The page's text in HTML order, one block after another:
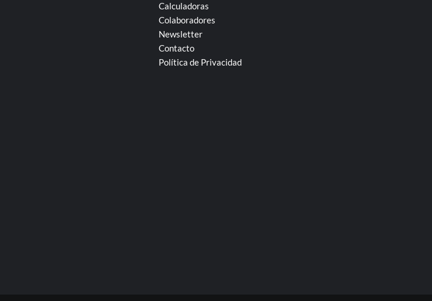
Calculadoras
Colaboradores
Newsletter
Contacto
Política de Privacidad